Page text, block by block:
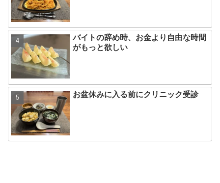
バイトの辞め時、お金より自由な時間
がもっと欲しい
お盆休みに入る前にクリニック受診